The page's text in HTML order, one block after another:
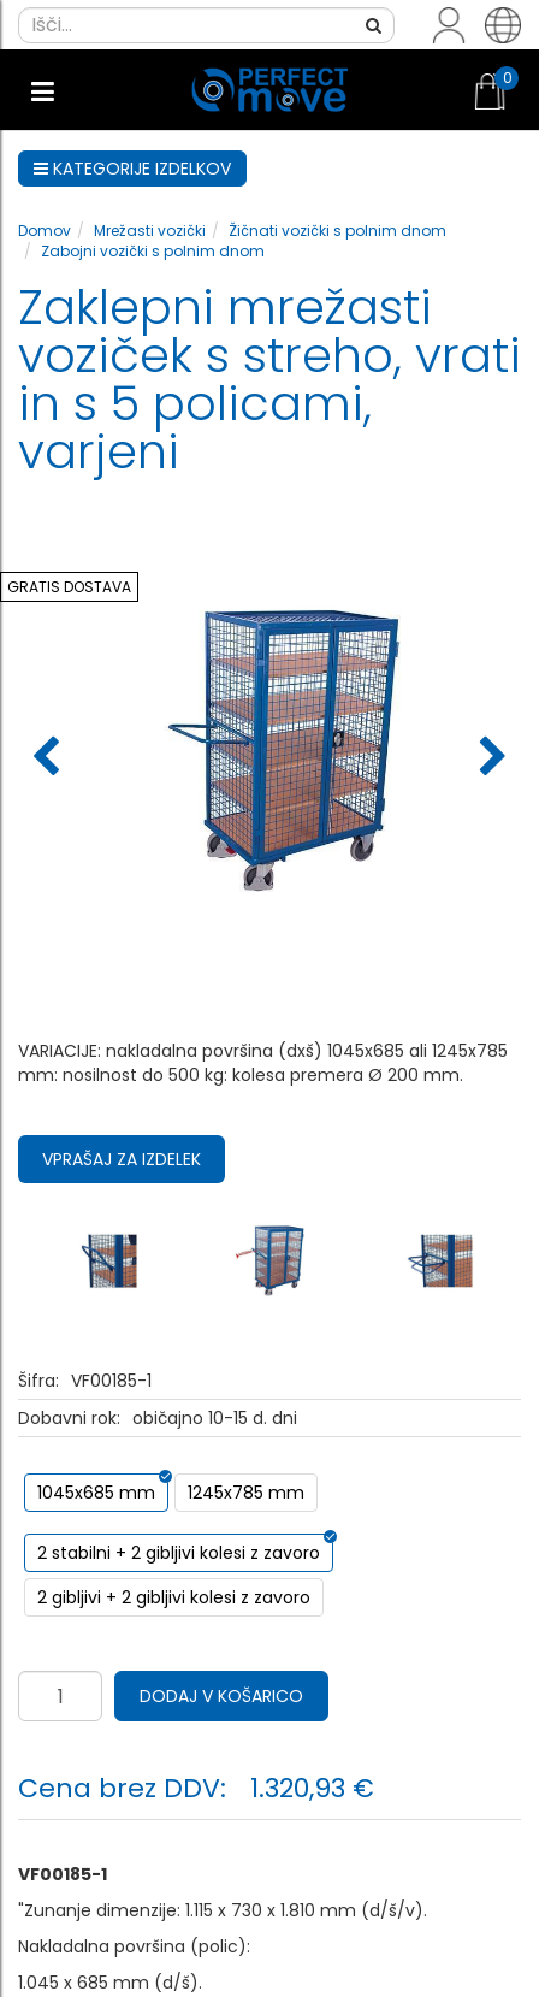
0
KATEGORIJE IZDELKOV
Domov Mrežasti vozički
Žičnati vozički s polnim dnom
Zabojni vozički s polnim dnom
Zaklepni mrežasti
voziček s streho, vrati
in s 5 policami,
varjeni
GRATIS DOSTAVA
VARIACIJE: nakladalna površina (dxš) 1045x685 ali 1245x785
mm: nosilnost do 500 kg: kolesa premera Ø 200 mm.
VPRAŠAJ ZA IZDELEK
Šifra: VF00185-1
Dobavni rok: običajno 10-15 d. dni
1045x685 mm 1245x785 mm
2 stabilni + 2 gibljivi kolesi z zavoro
2 gibljivi + 2 gibljivi kolesi z zavoro
DODAJ V KOŠARICO
Cena brez DDV: 1.320,93 €
VF00185-1
"Zunanje dimenzije: 1.115 x 730 x 1.810 mm (d/š/v).
Nakladalna površina (polic):
1.045 x 685 mm (d/š).